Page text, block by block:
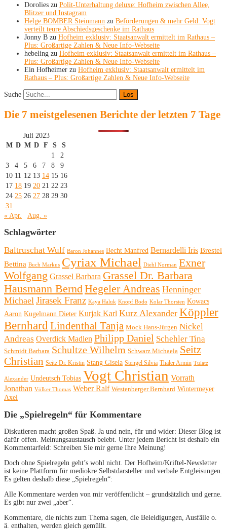
Dorolies zu Polit-Unterhaltung deluxe: Hofheim zwischen Allee,
Blitzer und Instagram
Helge BOMBER Steinmann zu Beförderungen & mehr Geld: Vogt
verteilt teure Abschiedsgeschenke im Rathaus
Jonny B zu Hofheim exklusiv: Staatsanwalt ermittelt im Rathaus –
Plus: Großartige Zahlen & Neue Info-Webseite
hebeling zu Hofheim exklusiv: Staatsanwalt ermittelt im Rathaus –
Plus: Großartige Zahlen & Neue Info-Webseite
Ein Hofheimer zu Hofheim exklusiv: Staatsanwalt ermittelt im
Rathaus – Plus: Großartige Zahlen & Neue Info-Webseite
Suche
Die 7 meistgelesenen Berichte der letzten 7 Tage
Juli 2023
M D M D F S
S
1
2
3
4 5 6 7 8
9
10 11 12 13 14 15 16
17 18 19 20 21 22 23
24 25 26 27 28 29 30
31
« Apr.
Aug. »
Schlagwörter
Baltruschat Wulf Baron Johannes Becht Manfred Bernardelli Iris Brestel
Bettina Buch Markus Cyriax Michael Diehl Norman Exner
Wolfgang Grassel Barbara Grassel Dr. Barbara
Hausmann BerndHegeler Andreas Henninger
Michael Jirasek Franz Kaya Haluk Knopf Bodo Kolar Thorsten Kowacs
Aaron Kugelmann Dieter Kurjak Karl Kurz Alexander Köppler
BernhardLindenthal Tanja Mock Hans-Jürgen Nickel
Andreas Overdick Madlen Philipp Daniel Schehler Tina
Schmidt Barbara Schultze Wilhelm Schwarz Michaela Seitz
Christian Seitz Dr. Kristin Stang Gisela Stengel Silvia Thaler Armin Tulatz
Alexander Undeutsch Tobias Vogt Christian Vorrath
Jonathan Völker Thomas Weber Ralf Westenberger Bernhard Wintermeyer
Axel
Die „Spielregeln“ für Kommentare
Diskutieren macht großen Spaß. Ja und nein, für und wider: Dieser Blog ist
dafür offen. Meinungsaustausch belebt. Unter jedem Bericht ist deshalb ein
Kommentarfeld: Schreiben Sie mir gerne Ihre Meinung!
Doch ohne Spielregeln geht’s wohl nicht. Der Hofheim/Kriftel-Newsletter
ist keine Plattform für mediokre Selbstdarsteller und verbale Entgleisungen.
Es gelten deshalb diese „Spielregeln“:
Alle Kommentare werden von mir veröffentlicht – grundsätzlich und gerne.
Es gibt nur zwei „aber“.
Kommentare, die nichts zum Thema sagen, die Beleidigungen, Ausfälle o.
ä. enthalten, werden gleich gemüllt.